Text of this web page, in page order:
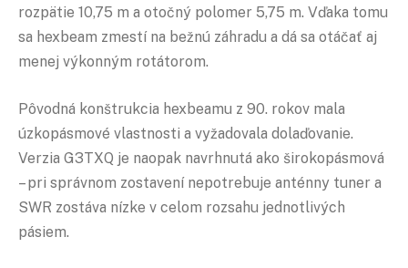
rozpätie 10,75 m a otočný polomer 5,75 m. Vďaka tomu
sa hexbeam zmestí na bežnú záhradu a dá sa otáčať aj
menej výkonným rotátorom.
Pôvodná konštrukcia hexbeamu z 90. rokov mala
úzkopásmové vlastnosti a vyžadovala dolaďovanie.
Verzia G3TXQ je naopak navrhnutá ako širokopásmová
– pri správnom zostavení nepotrebuje anténny tuner a
SWR zostáva nízke v celom rozsahu jednotlivých
pásiem.